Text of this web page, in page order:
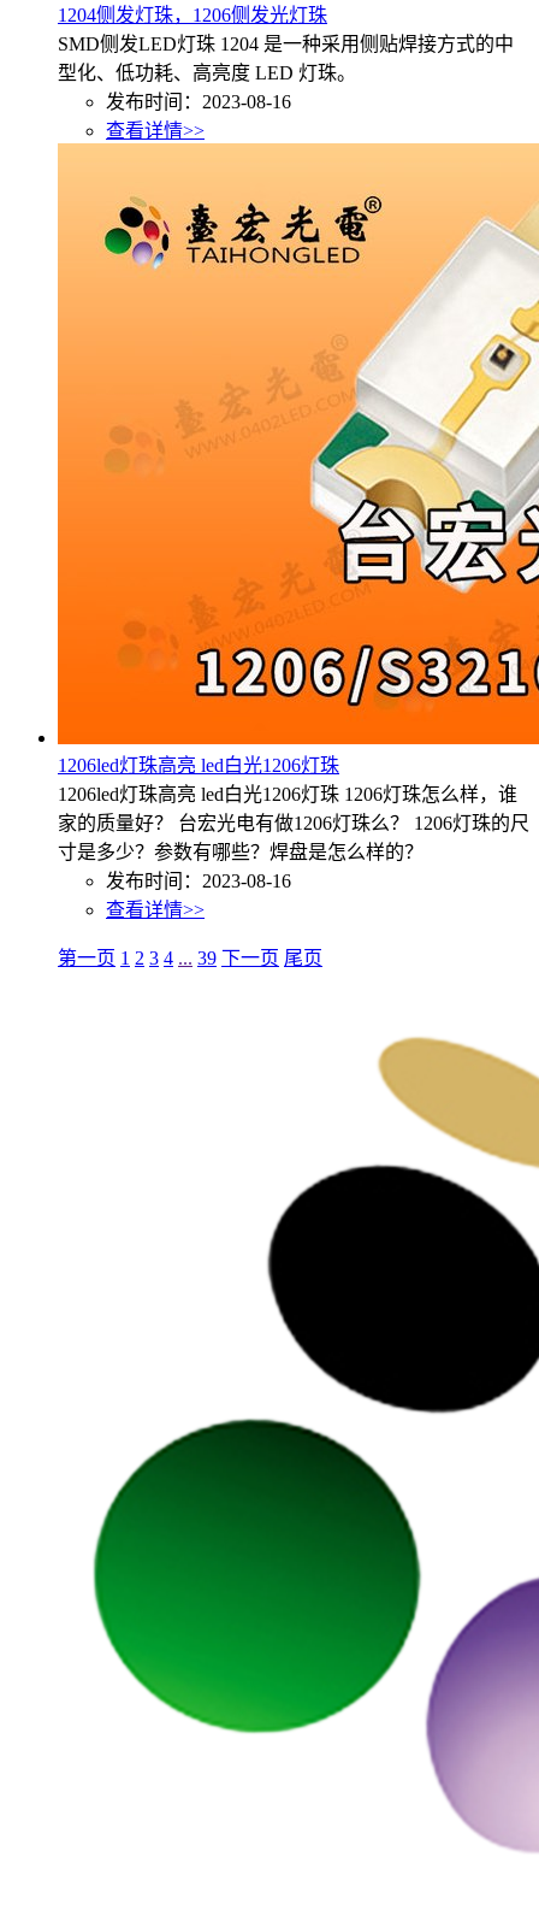
1204侧发灯珠，1206侧发光灯珠
SMD侧发LED灯珠 1204 是一种采用侧贴焊接方式的中
型化、低功耗、高亮度 LED 灯珠。
发布时间：2023-08-16
查看详情>>
1206led灯珠高亮 led白光1206灯珠
1206led灯珠高亮 led白光1206灯珠 1206灯珠怎么样，谁
家的质量好？ 台宏光电有做1206灯珠么？ 1206灯珠的尺
寸是多少？参数有哪些？焊盘是怎么样的？
发布时间：2023-08-16
查看详情>>
第一页 1 2 3 4 ... 39 下一页 尾页